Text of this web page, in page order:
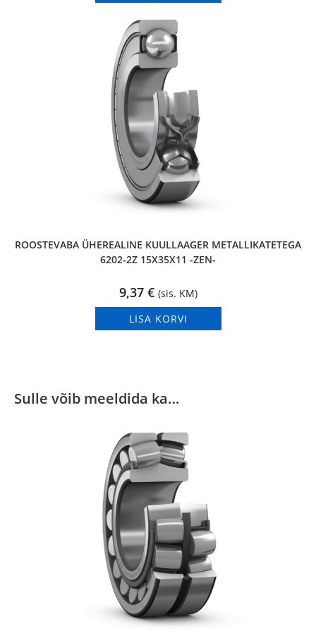
ROOSTEVABA ÜHEREALINE KUULLAAGER METALLIKATETEGA
6202-2Z 15X35X11 -ZEN-
9,37 € (sis. KM)
LISA KORVI
Sulle võib meeldida ka…